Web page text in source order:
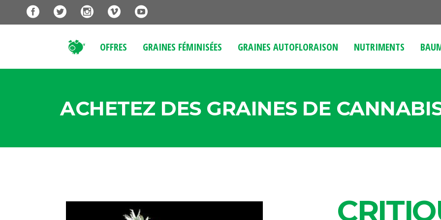
OFFRES GRAINES FÉMINISÉES GRAINES AUTOFLORAISON NUTRIMENTS
ACHETEZ DES GRAINES DE